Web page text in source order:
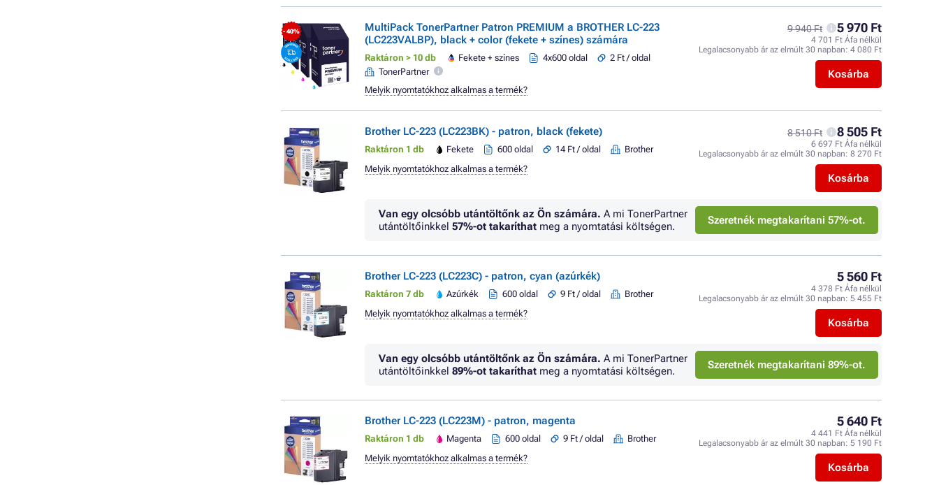
- 40%
MultiPack TonerPartner Patron PREMIUM a BROTHER LC-223
(LC223VALBP), black + color (fekete + színes) számára
Raktáron > 10 db Fekete + színes 4x600 oldal
2 Ft / oldal
TonerPartner
9 940 Ft 5 970 Ft
4 701 Ft Áfa nélkül
Legalacsonyabb ár az elmúlt 30 napban: 4 080 Ft
Kosárba
Melyik nyomtatókhoz alkalmas a termék?
Brother LC-223 (LC223BK) - patron, black (fekete)
Raktáron 1 db Fekete 600 oldal 14 Ft / oldal Brother
8 510 Ft 8 505 Ft
6 697 Ft Áfa nélkül
Legalacsonyabb ár az elmúlt 30 napban: 8 270 Ft
Kosárba
Melyik nyomtatókhoz alkalmas a termék?
Van egy olcsóbb utántöltőnk az Ön számára. A mi TonerPartner
utántöltőinkkel 57%-ot takaríthat meg a nyomtatási költségen. Szeretnék megtakarítani 57%-ot.
Brother LC-223 (LC223C) - patron, cyan (azúrkék)
Raktáron 7 db Azúrkék 600 oldal 9 Ft / oldal Brother
5 560 Ft
4 378 Ft Áfa nélkül
Legalacsonyabb ár az elmúlt 30 napban: 5 455 Ft
Kosárba
Melyik nyomtatókhoz alkalmas a termék?
Van egy olcsóbb utántöltőnk az Ön számára. A mi TonerPartner
utántöltőinkkel 89%-ot takaríthat meg a nyomtatási költségen. Szeretnék megtakarítani 89%-ot.
Brother LC-223 (LC223M) - patron, magenta
Raktáron 1 db Magenta 600 oldal 9 Ft / oldal Brother
5 640 Ft
4 441 Ft Áfa nélkül
Legalacsonyabb ár az elmúlt 30 napban: 5 190 Ft
Kosárba
Melyik nyomtatókhoz alkalmas a termék?